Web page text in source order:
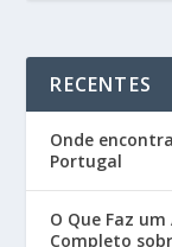
RECENTES
Onde
Portugal
O Que Faz
Completo